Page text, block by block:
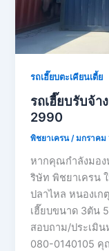
รถเฮี๊ยบตะเคียนเตี้ย
รถเฮี๊ยบรับจ้า
2990
พิชยาเครน/มกราคม
หากคุณกำลังมอง
ริษัท พิชยาเครน
ปลาไหล หนองเก
เฮี๊ยบขนาด 3ตัน
สอบถาม/ประเมิ
080-0140105 คุ